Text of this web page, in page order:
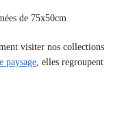
de 75x50cm
visiter nos collections
paysage, elles regroupent